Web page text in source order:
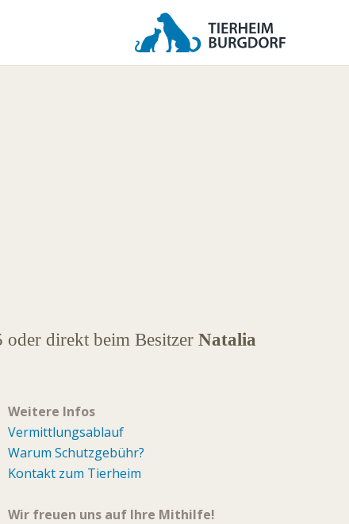
direkt beim Besitzer Natalia
Weitere Infos
Vermittlungsablauf
Warum Schutzgebühr?
Kontakt zum Tierheim
Wir freuen uns auf Ihre Mithilfe!